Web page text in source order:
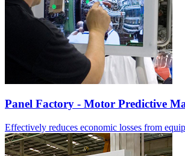
Panel Factory - Motor Predictive
Effectively reduces economic losses from